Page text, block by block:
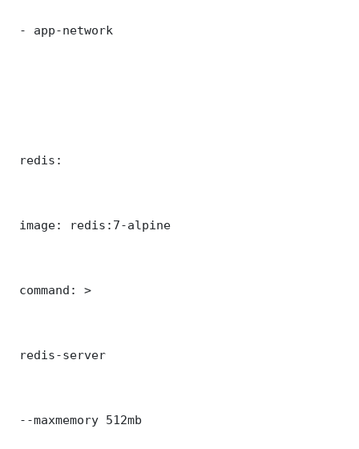
- app-network
redis:
image: redis:7-alpine
command: >
redis-server
--maxmemory 512mb